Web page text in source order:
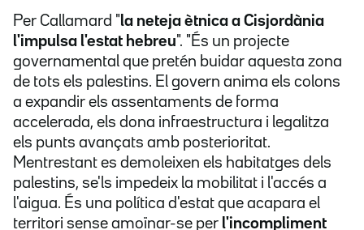
Per Callamard " la neteja ètnica a Cisjordània
l'impulsa l'estat hebreu". "És un projecte
governamental que pretén buidar aquesta zona
de tots els palestins. El govern anima els colons
a expandir els assentaments de forma
accelerada, els dona infraestructura i legalitza
els punts avançats amb posterioritat.
Mentrestant es demoleixen els habitatges dels
palestins, se'ls impedeix la mobilitat i l'accés a
l'aigua. És una política d'estat que acapara el
territori sense amoïnar-se per l'incompliment